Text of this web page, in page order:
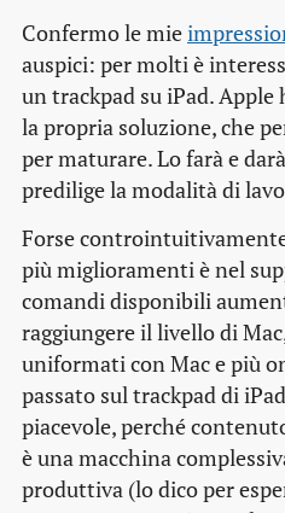
Confermo le mie
auspici: per molti è
un trackpad su iPad.
la propria soluzione, che
per maturare. Lo farà e
predilige la modalità di
Forse
più miglioramenti è nel
comandi disponibili
raggiungere il livello di
uniformati con Mac e più
passato sul trackpad di
piacevole, perché
è una macchina
produttiva (lo dico per